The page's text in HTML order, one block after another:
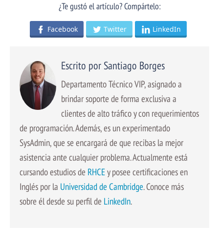
¿Te gustó el artículo? Compártelo:
Facebook Twitter LinkedIn
Escrito por Santiago Borges
Departamento Técnico VIP, asignado a
brindar soporte de forma exclusiva a
clientes de alto tráfico y con requerimientos
de programación. Además, es un experimentado
SysAdmin, que se encargará de que recibas la mejor
asistencia ante cualquier problema. Actualmente está
cursando estudios de RHCEy posee certificaciones en
Inglés por la Universidad de Cambridge. Conoce más
sobre él desde su perfil de LinkedIn.